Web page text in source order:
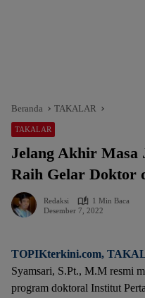
Beranda TAKALAR
TAKALAR
Jelang Akhir Masa
Raih Gelar Doktor
Redaksi
1 Min Baca
Desember 7, 2022
TOPIKterkini.com,
Syamsari, S.Pt., M.M resmi
program doktoral Institut